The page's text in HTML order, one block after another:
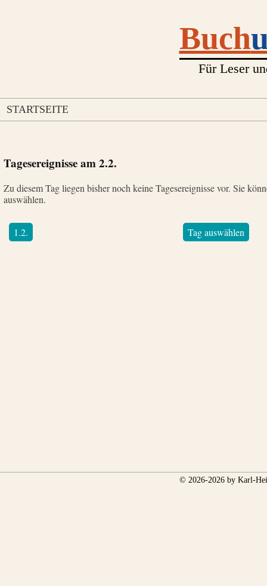
Buch
Für Leser
STARTSEITE
Tagesereignisse am2.2.
Zu diesem Tag liegen bisher noch keine Tagesereignisse vor. Sie
auswählen.
1.2. Tag auswählen
© 2026-2026 by Karl-